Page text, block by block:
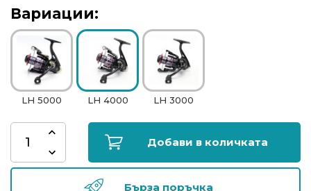
Влакна
за
риболов
Куки
за
Дрехи
Вариации:
LH 5000 LH 4000 LH 3000
Добави в количката
Бърза поръчка